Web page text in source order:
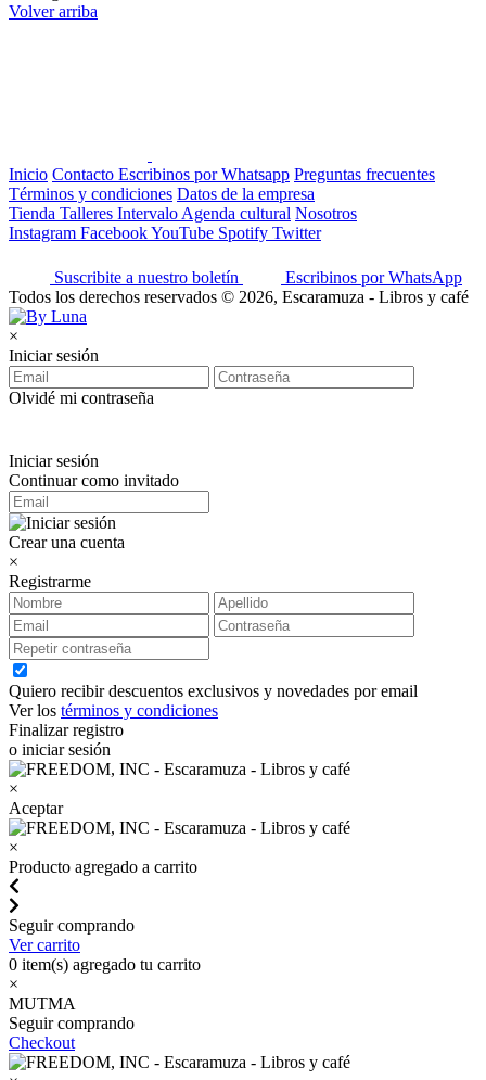
Volver arriba
Inicio Contacto Escribinos por Whatsapp Preguntas frecuentes
Términos y condiciones Datos de la empresa
Tienda Talleres Intervalo Agenda cultural Nosotros
Instagram FacebookYouTube Spotify Twitter
Suscribite a nuestro boletín
Escribinos por WhatsApp
Todos los derechos reservados © 2026, Escaramuza - Libros y café
×
Iniciar sesión
Olvidé mi contraseña
Iniciar sesión
Continuar como invitado
Crear una cuenta
×
Registrarme
Quiero recibir descuentos exclusivos y novedades por email
Ver los términos y condiciones
Finalizar registro
o iniciar sesión
×
Aceptar
×
Producto agregado a carrito
Seguir comprando
Ver carrito
0 item(s) agregado tu carrito
×
MUTMA
Seguir comprando
Checkout